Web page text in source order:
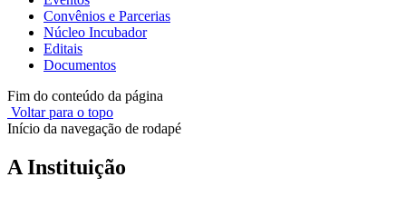
Convênios e Parcerias
Núcleo Incubador
Editais
Documentos
Fim do conteúdo da página
Voltar para o topo
Início da navegação de rodapé
A Instituição